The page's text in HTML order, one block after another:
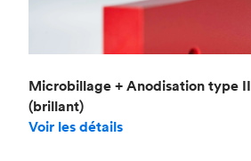
Microbillage + Anodisation type II
(brillant)
Voir les détails